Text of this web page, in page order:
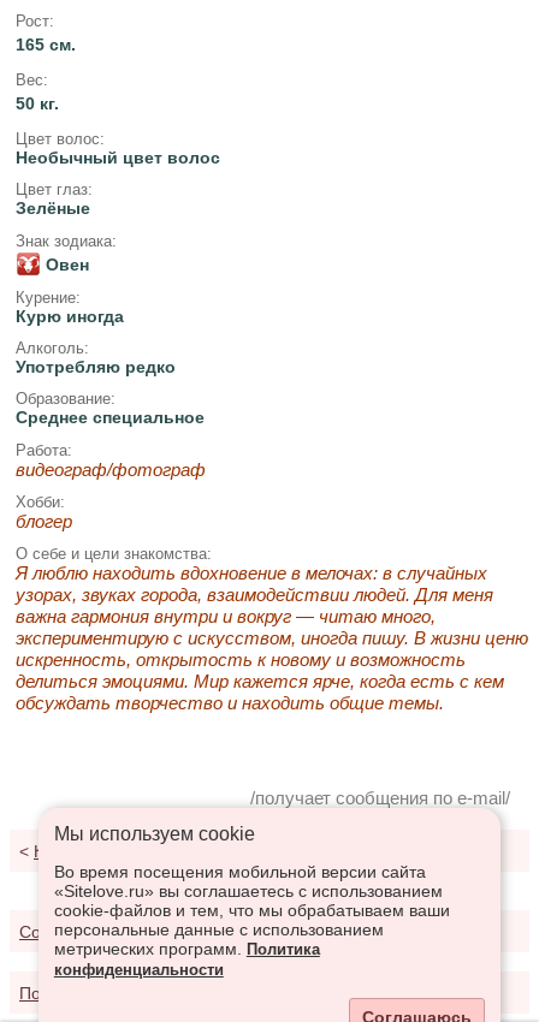
Рост:
165 см.
Вес:
50 кг.
Цвет волос:
Необычный цвет волос
Цвет глаз:
Зелёные
Знак зодиака:
Овен
Курение:
Курю иногда
Алкоголь:
Употребляю редко
Образование:
Среднее специальное
Работа:
видеограф/фотограф
Хобби:
блогер
О себе и цели знакомства:
Я люблю находить вдохновение в мелочах: в случайных
узорах, звуках города, взаимодействии людей. Для меня
важна гармония внутри и вокруг — читаю много,
экспериментирую с искусством, иногда пишу. В жизни ценю
искренность, открытость к новому и возможность
делиться эмоциями. Мир кажется ярче, когда есть с кем
обсуждать творчество и находить общие темы.
/получает сообщения по e-mail/
< К результатам поиска
Соглашение о предоставлении услуг
Политика конфиденциальности
Мы используем сookie
Во время посещения мобильной версии сайта
«Sitelove.ru» вы соглашаетесь с использованием
cookie-файлов и тем, что мы обрабатываем ваши
персональные данные с использованием
метрических программ.
Политика
конфиденциальности
Соглашаюсь